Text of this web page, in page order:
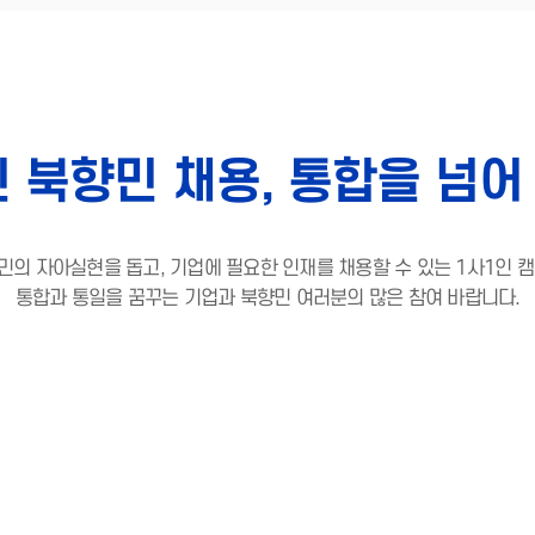
북향민 채용, 통합을 넘
의 자아실현을 돕고, 기업에 필요한 인재를 채용할 수 있는 1사1인
통합과 통일을 꿈꾸는 기업과 북향민 여러분의 많은 참여 바랍니다.